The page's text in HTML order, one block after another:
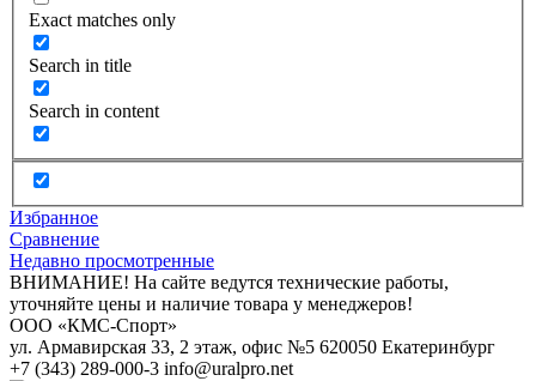
Exact matches only
Search in title
Search in content
Избранное
Сравнение
Недавно просмотренные
ВНИМАНИЕ! На сайте ведутся технические работы,
уточняйте цены и наличие товара у менеджеров!
ООО «КМС-Спорт»
ул. Армавирская 33, 2 этаж, офис №5 620050 Екатеринбург
+7 (343) 289-000-3 info@uralpro.net